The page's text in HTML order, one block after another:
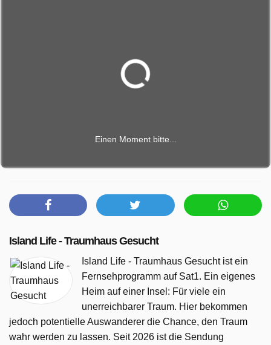
Einen Moment bitte...
Island Life - Traumhaus Gesucht
Island Life - Traumhaus Gesucht ist ein
Fernsehprogramm auf Sat1. Ein eigenes
Heim auf einer Insel: Für viele ein
unerreichbarer Traum. Hier bekommen
jedoch potentielle Auswanderer die Chance, den Traum
wahr werden zu lassen. Seit 2026 ist die Sendung